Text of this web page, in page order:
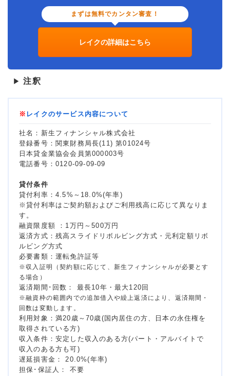
まずは無料でカンタン審査！
レイクの詳細はこちら
▶ 注釈
※ レイクのサービス内容について
社名：新生フィナンシャル株式会社
登録番号：関東財務局長(11) 第01024号
日本貸金業協会会員第000003号
電話番号：0120-09-09-09
貸付条件
貸付利率：4.5%～18.0%(年率)
※貸付利率はご契約額およびご利用残高に応じて異なりま
す。
融資限度額 ：1万円～500万円
返済方式：残高スライドリボルビング方式・元利定額リボ
ルビング方式
必要書類：運転免許証等
※収入証明（契約額に応じて、新生フィナンシャルが必要とす
る場合）
返済期間･回数： 最長10年・最大120回
※融資枠の範囲内での追加借入や繰上返済により、返済期間・
回数は変動します。
利用対象：満20歳～70歳(国内居住の方、日本の永住権を
取得されている方)
収入条件：安定した収入のある方(パート・アルバイトで
収入のある方も可)
遅延損害金： 20.0%(年率)
担保･保証人： 不要